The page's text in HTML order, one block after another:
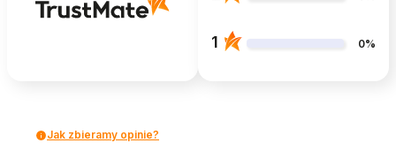
1 0%
Jak zbieramy opinie?